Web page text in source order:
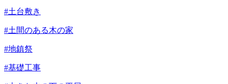
#土台敷き
#土間のある木の家
#地鎮祭
#基礎工事